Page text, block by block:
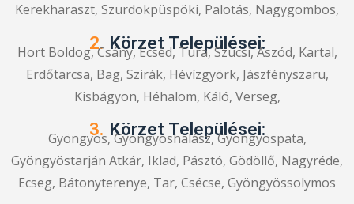
Kerekharaszt, Szurdokpüspöki, Palotás, Nagygombos,
2.Körzet Települései:
Hort Boldog, Csány, Ecséd, Tura, Szücsi, Aszód, Kartal,
Erdőtarcsa, Bag, Szirák, Hévízgyörk, Jászfényszaru,
Kisbágyon, Héhalom, Káló, Verseg,
3. Körzet Települései:
Gyöngyös, Gyöngyöshalász, Gyöngyöspata,
Gyöngyöstarján Atkár, Iklad, Pásztó, Gödöllő, Nagyréde,
Ecseg, Bátonyterenye, Tar, Csécse, Gyöngyössolymos